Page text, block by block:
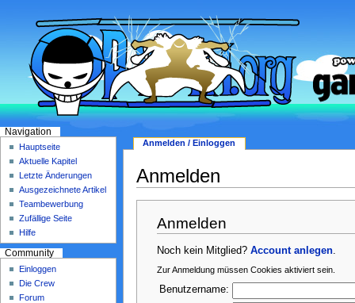
Anmelden
Anmelden
Noch kein Mitglied?Account anlegen
Zur Anmeldung müssen Cookies aktiviert sein.
Benutzername:
Anmelden / Einloggen
Navigation
Hauptseite
Aktuelle Kapitel
Letzte Änderungen
Ausgezeichnete Artikel
Teambewerbung
Zufällige Seite
Hilfe
Community
Einloggen
Die Crew
Forum